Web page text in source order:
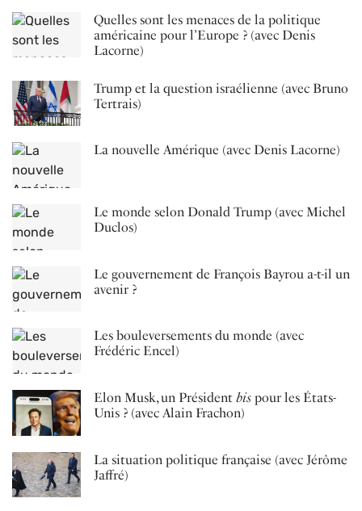
Quelles sont les menaces de la politique
américaine pour l’Europe ? (avec Denis
Lacorne)
Trump et la question israélienne (avec Bruno
Tertrais)
La nouvelle Amérique (avec Denis Lacorne)
Le monde selon Donald Trump (avec Michel
Duclos)
Le gouvernement de François Bayrou a-t-il un
avenir ?
Les bouleversements du monde (avec
Frédéric Encel)
Elon Musk, un Président bis pour les États-
Unis ? (avec Alain Frachon)
La situation politique française (avec Jérôme
Jaffré)